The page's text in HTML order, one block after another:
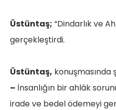
Üstüntaş; “Dindarlık ve
gerçekleştirdi.
Üstüntaş, konuşmasında
– İnsanlığın bir ahlâk
irade ve bedel ödemeyi